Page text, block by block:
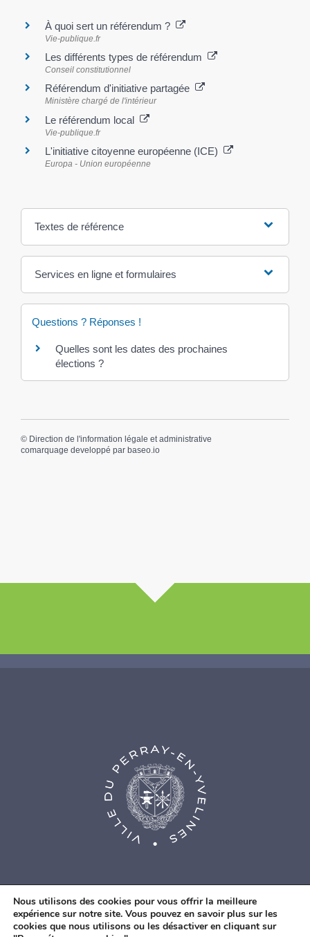
À quoi sert un référendum ?
Vie-publique.fr
Les différents types de référendum
Conseil constitutionnel
Référendum d'initiative partagée
Ministère chargé de l'intérieur
Le référendum local
Vie-publique.fr
L'initiative citoyenne européenne (ICE)
Europa - Union européenne
Textes de référence
Services en ligne et formulaires
Questions ? Réponses !
Quelles sont les dates des prochaines
élections ?
© Direction de l'information légale et administrative
comarquage developpé par baseo.io
© Agence Web Fidesio|Mentions légales|Politique de
Nous utilisons des cookies pour vous offrir la meilleure
expérience sur notre site. Vous pouvez en savoir plus sur les
cookies que nous utilisons ou les désactiver en cliquant sur